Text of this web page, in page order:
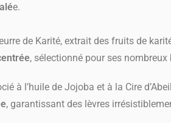
e.
de Karité, extrait des fruits de
, sélectionné pour ses
à l’huile de Jojoba et à la Cire
, garantissant des lèvres